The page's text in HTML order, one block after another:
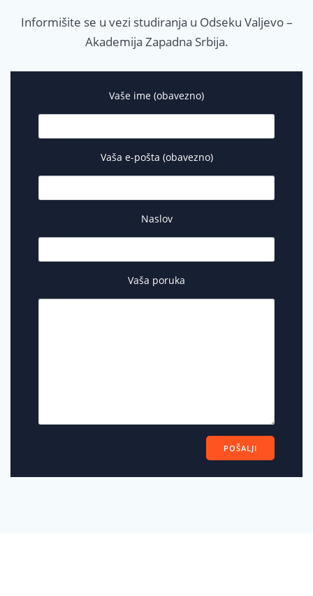
Informišite se u vezi studiranja u Odseku Valjevo –
Akademija Zapadna Srbija.
Vaše ime (obavezno)
Vaša e-pošta (obavezno)
Naslov
Vaša poruka